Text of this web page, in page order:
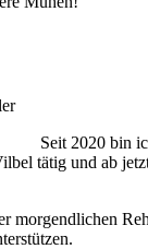
Seit 2020 bin
tätig und ab
morgendlichen